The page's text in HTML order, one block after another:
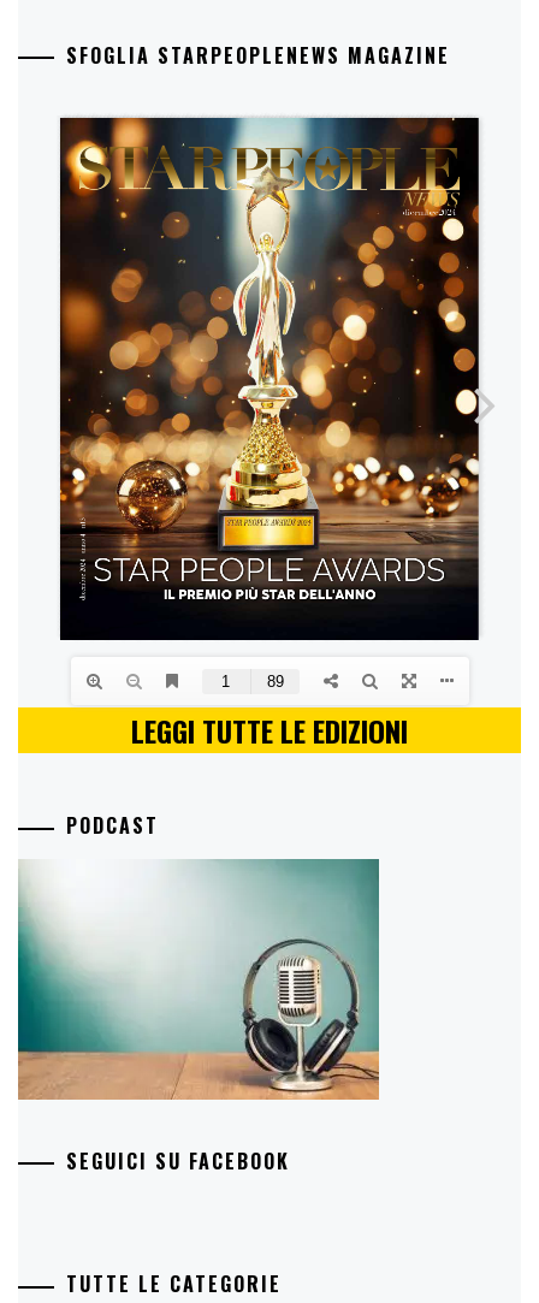
SFOGLIA STARPEOPLENEWS MAGAZINE
LEGGI TUTTE LE EDIZIONI
PODCAST
SEGUICI SU FACEBOOK
TUTTE LE CATEGORIE